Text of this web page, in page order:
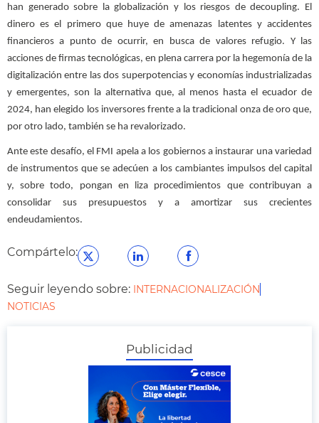
han generado sobre la globalización y los riesgos de decoupling. El
dinero es el primero que huye de amenazas latentes y accidentes
financieros a punto de ocurrir, en busca de valores refugio. Y las
acciones de firmas tecnológicas, en plena carrera por la hegemonía de la
digitalización entre las dos superpotencias y economías industrializadas
y emergentes, son la alternativa que, al menos hasta el ecuador de
2024, han elegido los inversores frente a la tradicional onza de oro que,
por otro lado, también se ha revalorizado.
Ante este desafío, el FMI apela a los gobiernos a instaurar una variedad
de instrumentos que se adecúen a los cambiantes impulsos del capital
y, sobre todo, pongan en liza procedimientos que contribuyan a
consolidar sus presupuestos y a amortizar sus crecientes
endeudamientos.
Compártelo:
Seguir leyendo sobre: INTERNACIONALIZACIÓN
NOTICIAS
Publicidad